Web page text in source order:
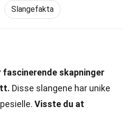
Slangefakta
skapninger
Disse slangene har unike
Visste du at